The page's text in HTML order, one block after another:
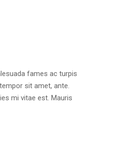
fames ac turpis
sit amet, ante.
mi vitae est. Mauris